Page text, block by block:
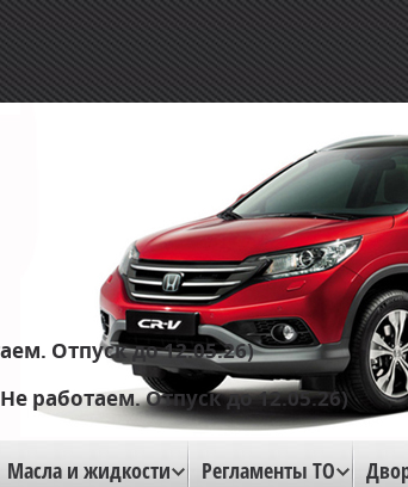
Масла и жидкости Регламенты ТО
Отпуск до 12.05.26)
работаем. Отпуск до 12.05.26)